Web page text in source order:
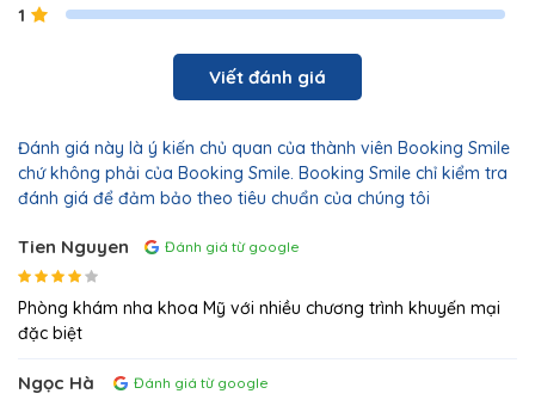
1
Viết đánh giá
Đánh giá này là ý kiến chủ quan của thành viên Booking Smile
chứ không phải của Booking Smile. Booking Smile chỉ kiểm tra
đánh giá để đảm bảo theo tiêu chuẩn của chúng tôi
Tien Nguyen Đánh giá từ google
Phòng khám nha khoa Mỹ với nhiều chương trình khuyến mại
đặc biệt
Ngọc Hà Đánh giá từ google